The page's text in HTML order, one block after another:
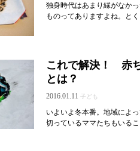
独身時代はあまり縁がなか
ものってありますよね。と
これで解決！ 赤
とは？
2016.01.11 子ども
いよいよ冬本番。地域によ
切っているママたちもいる